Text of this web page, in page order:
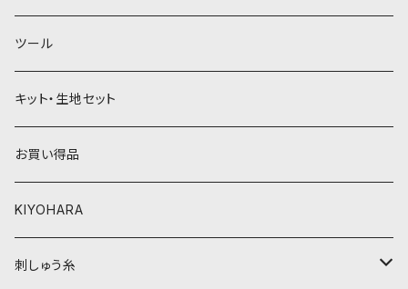
黄色・クリーム系
ベージュ・ブラウン系
黄色・クリーム系
ベージュ・ブラウン系
ツール
キット・生地セット
お買い得品
KIYOHARA
刺しゅう糸